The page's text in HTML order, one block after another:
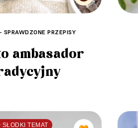
SPRAWDZONE PRZEPISY
ambasador
SŁODKI TEMAT